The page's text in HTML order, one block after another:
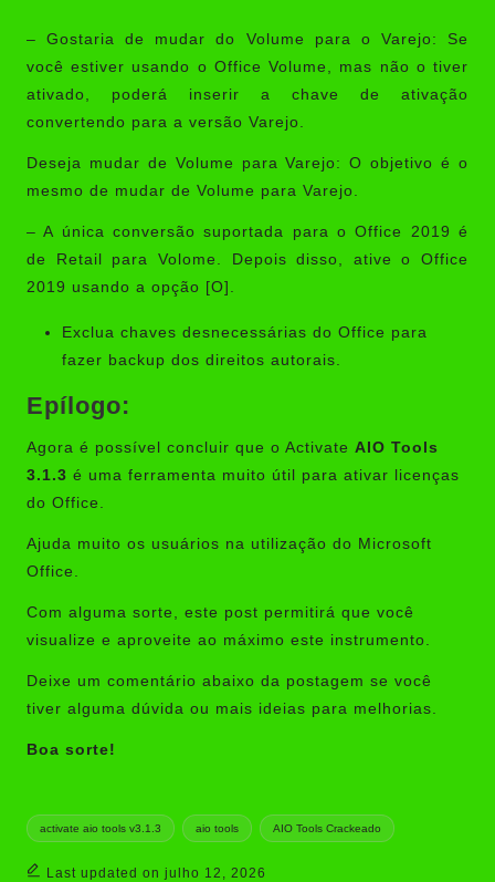
– Gostaria de mudar do Volume para o Varejo: Se
você estiver usando o Office Volume, mas não o tiver
ativado, poderá inserir a chave de ativação
convertendo para a versão Varejo.
Deseja mudar de Volume para Varejo: O objetivo é o
mesmo de mudar de Volume para Varejo.
– A única conversão suportada para o Office 2019 é
de Retail para Volome. Depois disso, ative o Office
2019 usando a opção [O].
Exclua chaves desnecessárias do Office para
fazer backup dos direitos autorais.
Epílogo:
Agora é possível concluir que o Activate AIO Tools
3.1.3 é uma ferramenta muito útil para ativar licenças
do Office.
Ajuda muito os usuários na utilização do Microsoft
Office.
Com alguma sorte, este post permitirá que você
visualize e aproveite ao máximo este instrumento.
Deixe um comentário abaixo da postagem se você
tiver alguma dúvida ou mais ideias para melhorias.
Boa sorte!
Tags:
activate aio tools v3.1.3 aio tools AIO Tools Crackeado
Last updated on julho 12, 2026